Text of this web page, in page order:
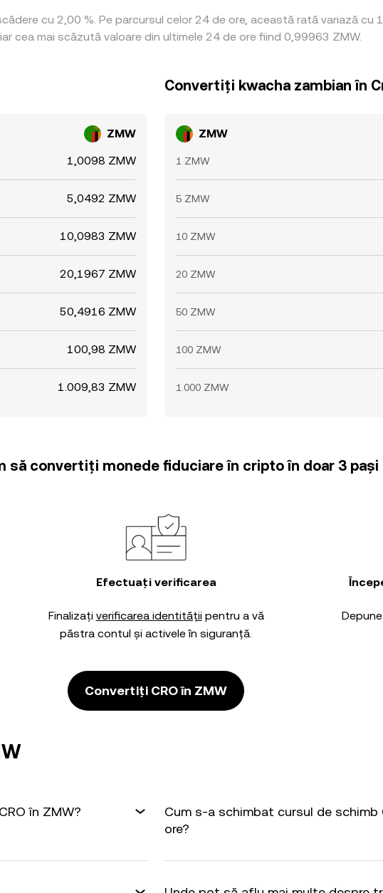
cu 2,00 %. Pe parcursul celor 24 de ore, această rată variază cu
cea mai scăzută valoare din ultimele 24 de ore fiind 0,99963 ZMW.
ZMW
1,0098 ZMW
5,0492 ZMW
10,0983 ZMW
20,1967 ZMW
50,4916 ZMW
100,98 ZMW
1.009,83 ZMW
Convertiți kwacha zambian în
ZMW
1 ZMW
5 ZMW
10 ZMW
20 ZMW
50 ZMW
100 ZMW
1.000 ZMW
să convertiți monede fiduciare în cripto în doar 3 pași
Efectuați verificarea
Finalizați verificarea identității pentru a vă
păstra contul și activele în siguranță.
Convertiți CRO în ZMW
în ZMW?
Cum s-a schimbat cursul de schimb
ore?